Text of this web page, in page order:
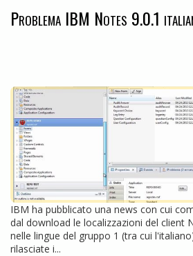
Problema IBM Notes 9.0.1
IBM ha pubblicato una news con cui
dal download le localizzazioni del client
nelle lingue del gruppo 1 (tra cui
rilasciate i...